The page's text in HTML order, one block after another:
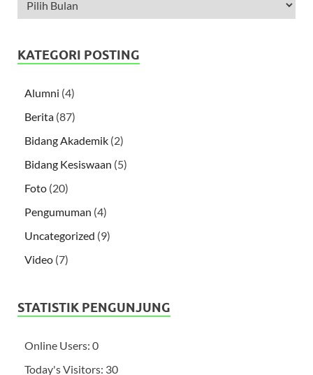
KATEGORI POSTING
Alumni (4)
Berita (87)
Bidang Akademik (2)
Bidang Kesiswaan (5)
Foto (20)
Pengumuman (4)
Uncategorized (9)
Video (7)
STATISTIK PENGUNJUNG
Online Users: 0
Today's Visitors: 30